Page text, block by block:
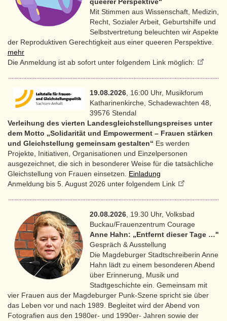
Mit Stimmen aus Wissenschaft, Medizin,
Recht, Sozialer Arbeit, Geburtshilfe und
Selbstvertretung beleuchten wir Aspekte
der Reproduktiven Gerechtigkeit aus einer queeren Perspektive.
mehr
Die Anmeldung ist ab sofort unter folgendem Link möglich:
19.08.2026 , 16:00 Uhr, Musikforum
Katharinenkirche, Schadewachten 48,
39576 Stendal
Verleihung des vierten Landesgleichstellungspreises unter
dem Motto „Solidarität und Empowerment – Frauen stärken
und Gleichstellung gemeinsam gestalten“ Es werden
Projekte, Initiativen, Organisationen und Einzelpersonen
ausgezeichnet, die sich in besonderer Weise für die tatsächliche
Gleichstellung von Frauen einsetzen. Einladung
Anmeldung bis 5. August 2026 unter folgendem Link
20.08.2026 , 19.30 Uhr, Volksbad
Buckau/Frauenzentrum Courage
Anne Hahn: „Entfernt dieser Tage …"
Gespräch & Ausstellung
Die Magdeburger Stadtschreiberin Anne
Hahn lädt zu einem besonderen Abend
über Erinnerung, Musik und
Stadtgeschichte ein. Gemeinsam mit
vier Frauen aus der Magdeburger Punk-Szene spricht sie über
das Leben vor und nach 1989. Begleitet wird der Abend von
Fotografien aus den 1980er- und 1990er- Jahren sowie der